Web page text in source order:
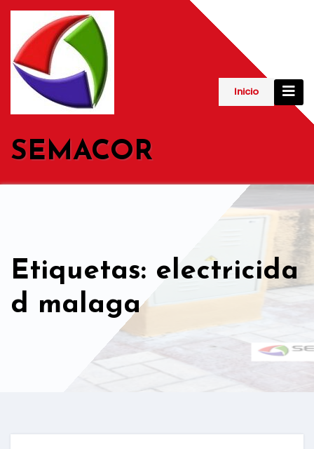
Saltar
contenido
SEMACOR
Inicio
Etiquetas: electricida
d malaga